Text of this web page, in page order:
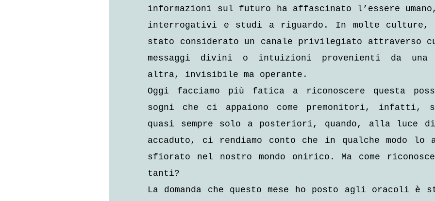
informazioni sul futuro ha affascinato l’essere umano,
interrogativi e studi a riguardo. In molte culture,
stato considerato un canale privilegiato attraverso
messaggi divini o intuizioni provenienti da una
altra, invisibile ma operante.
Oggi facciamo più fatica a riconoscere questa
sogni che ci appaiono come premonitori, infatti,
quasi sempre solo a posteriori, quando, alla luce di
accaduto, ci rendiamo conto che in qualche modo lo
sfiorato nel nostro mondo onirico. Ma come
tanti?
La domanda che questo mese ho posto agli oracoli è